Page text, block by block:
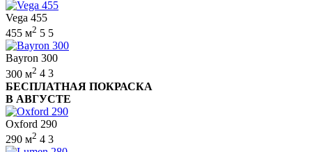
Vega 455
455 м2 5 5
Bayron 300
300 м2 4 3
БЕСПЛАТНАЯ ПОКРАСКА
В АВГУСТЕ
Oxford 290
290 м2 4 3